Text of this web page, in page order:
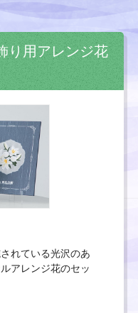
り用アレンジ花
れている光沢のあ
アレンジ花のセッ